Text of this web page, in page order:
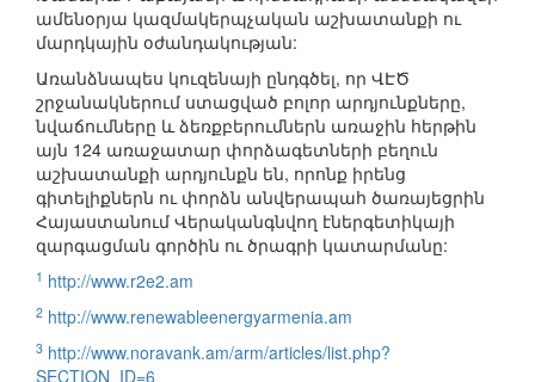
ամենօրյա կազմակերպչական աշխատանքի ու
մարդկային օժանդակության:
Առանձնապես կուզենայի ընդգծել, որ ՎԷԾ
շրջանակներում ստացված բոլոր արդյունքները,
նվաճումները և ձեռքբերումներն առաջին հերթին
այն 124 առաջատար փորձագետների բեղուն
աշխատանքի արդյունքն են, որոնք իրենց
գիտելիքներն ու փորձն անվերապահ ծառայեցրին
Հայաստանում Վերականգնվող էներգետիկայի
զարգացման գործին ու ծրագրի կատարմանը:
1 http://www.r2e2.am
2 http://www.renewableenergyarmenia.am
3 http://www.noravank.am/arm/articles/list.php?
SECTION_ID=6